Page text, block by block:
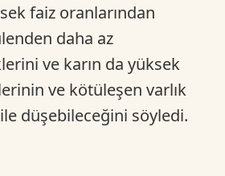
faiz oranlarından
daha az
ve karın da yüksek
ve kötüleşen varlık
düşebileceğini söyledi.